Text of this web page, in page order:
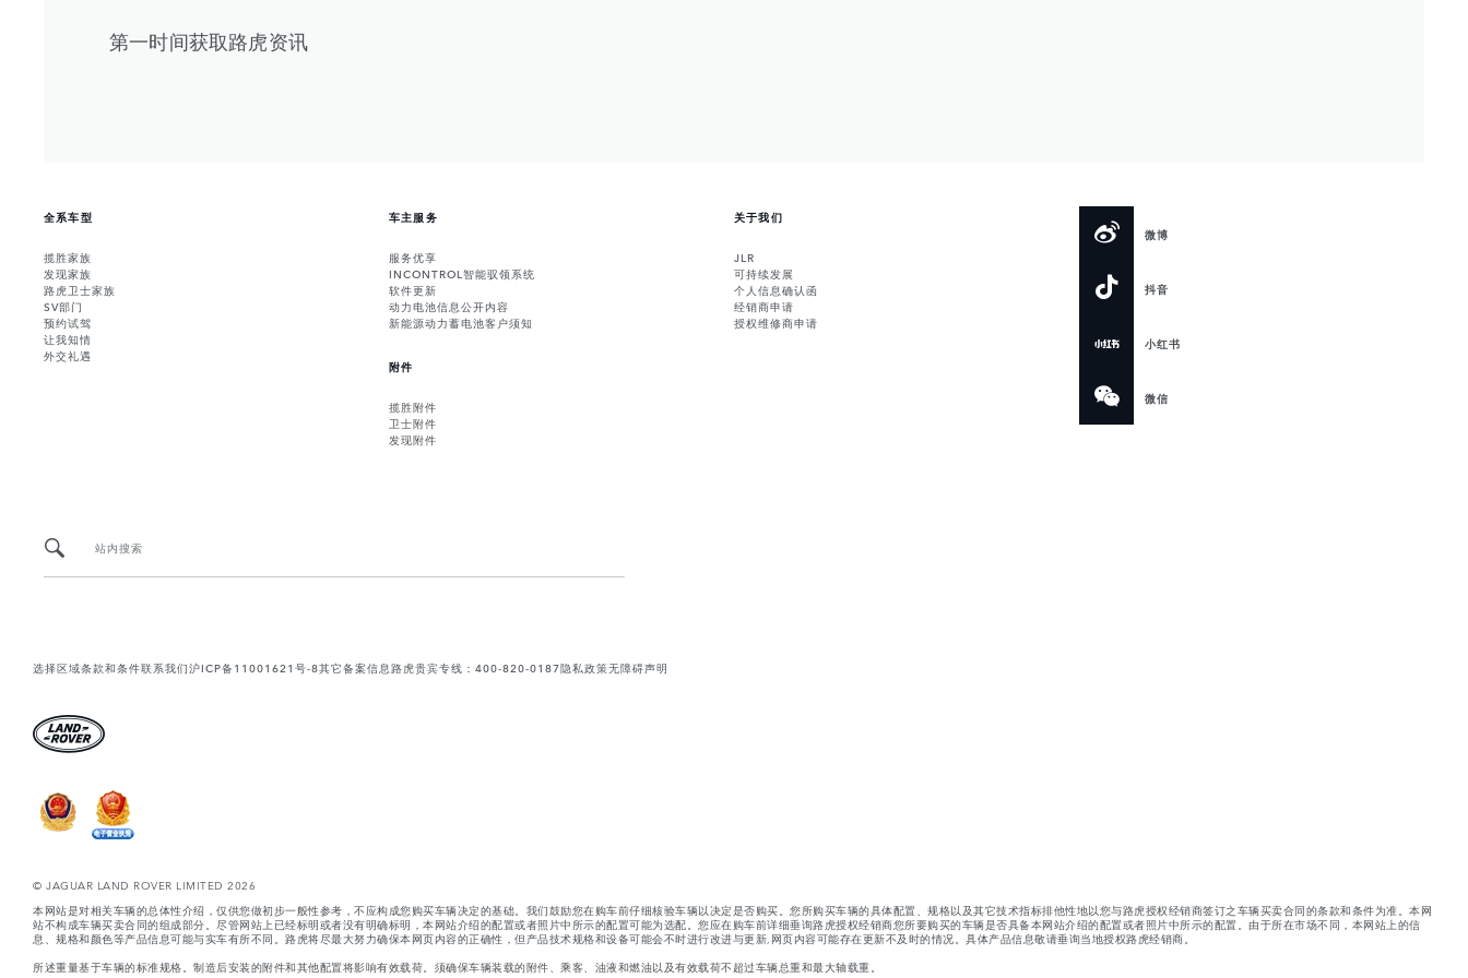
第一时间获取路虎资讯
全系车型
揽胜家族
发现家族
路虎卫士家族
SV部门
预约试驾
让我知情
外交礼遇
车主服务
服务优享
INCONTROL智能驭领系统
软件更新
动力电池信息公开内容
新能源动力蓄电池客户须知
附件
揽胜附件
卫士附件
发现附件
关于我们
JLR
可持续发展
个人信息确认函
经销商申请
授权维修商申请
微博
抖音
小红书
微信
站内搜索
选择区域条款和条件联系我们沪ICP备11001621号-8其它备案信息路虎贵宾专线：400-820-0187隐私政策无障碍声明
© JAGUAR LAND ROVER LIMITED 2026
本网站是对相关车辆的总体性介绍，仅供您做初步一般性参考，不应构成您购买车辆决定的基础。我们鼓励您在购车前仔细核验车辆以决定是否购买。您所购买车辆的具体配置、规格以及其它技术指标排他性地以您与路虎授权经销商签订之车辆买卖合同的条款和条件为准。本网
站不构成车辆买卖合同的组成部分。尽管网站上已经标明或者没有明确标明，本网站介绍的配置或者照片中所示的配置可能为选配。您应在购车前详细垂询路虎授权经销商您所要购买的车辆是否具备本网站介绍的配置或者照片中所示的配置。由于所在市场不同，本网站上的信
息、规格和颜色等产品信息可能与实车有所不同。路虎将尽最大努力确保本网页内容的正确性，但产品技术规格和设备可能会不时进行改进与更新,网页内容可能存在更新不及时的情况。具体产品信息敬请垂询当地授权路虎经销商。
所述重量基于车辆的标准规格。制造后安装的附件和其他配置将影响有效载荷。须确保车辆装载的附件、乘客、油液和燃油以及有效载荷不超过车辆总重和最大轴载重。